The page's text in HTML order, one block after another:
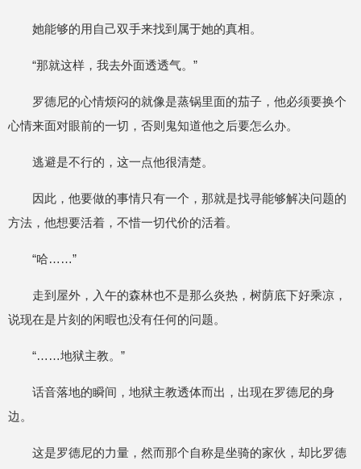
她能够的用自己双手来找到属于她的真相。
“那就这样，我去外面透透气。”
罗德尼的心情烦闷的就像是蒸锅里面的茄子，他必须要换个
心情来面对眼前的一切，否则鬼知道他之后要怎么办。
逃避是不行的，这一点他很清楚。
因此，他要做的事情只有一个，那就是找寻能够解决问题的
方法，他想要活着，不惜一切代价的活着。
“哈……”
走到屋外，入午的森林也不是那么炎热，树荫底下好乘凉，
说现在是片刻的闲暇也没有任何的问题。
“……地狱主教。”
话音落地的瞬间，地狱主教透体而出，出现在罗德尼的身
边。
这是罗德尼的力量，然而那个自称是坐骑的家伙，却比罗德